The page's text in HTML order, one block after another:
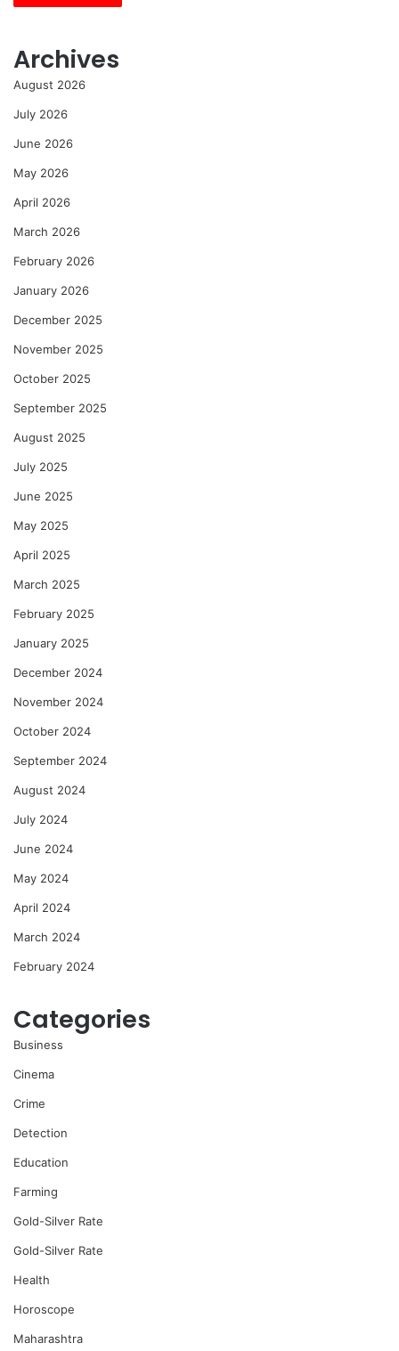
Archives
August 2026
July 2026
June 2026
May 2026
April 2026
March 2026
February 2026
January 2026
December 2025
November 2025
October 2025
September 2025
August 2025
July 2025
June 2025
May 2025
April 2025
March 2025
February 2025
January 2025
December 2024
November 2024
October 2024
September 2024
August 2024
July 2024
June 2024
May 2024
April 2024
March 2024
February 2024
Categories
Business
Cinema
Crime
Detection
Education
Farming
Gold-Silver Rate
Gold-Silver Rate
Health
Horoscope
Maharashtra